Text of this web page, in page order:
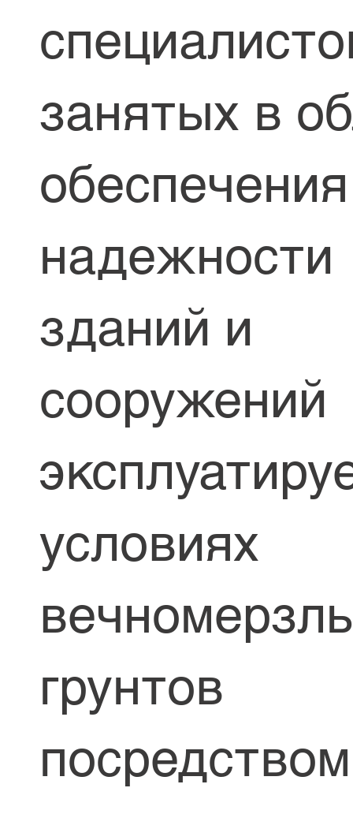
занятых в
обеспечения
надежности
зданий и
сооружений
условиях
грунтов
посредством